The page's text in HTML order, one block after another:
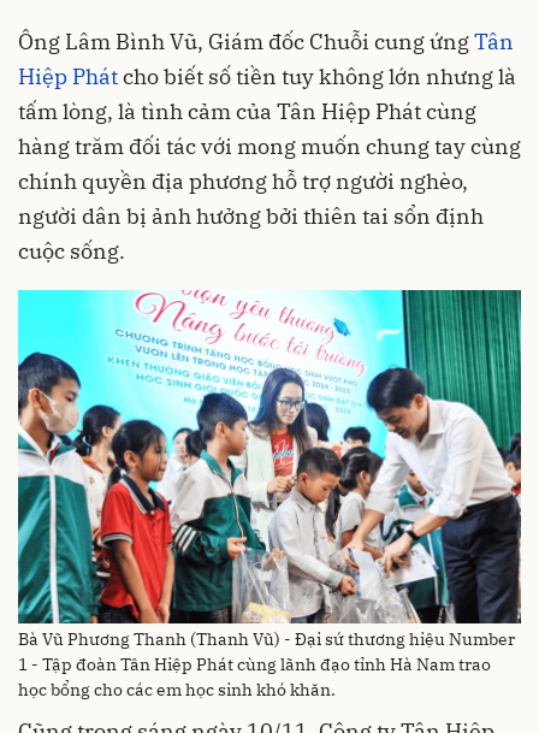
Ông Lâm Bình Vũ, Giám đốc Chuỗi cung ứngTân
Hiệp Phátcho biết số tiền tuy không lớn nhưng là
tấm lòng, là tình cảm của Tân Hiệp Phát cùng
hàng trăm đối tác với mong muốn chung tay cùng
chính quyền địa phương hỗ trợ người nghèo,
người dân bị ảnh hưởng bởi thiên tai sổn định
cuộc sống.
Bà Vũ Phương Thanh (Thanh Vũ) - Đại sứ thương hiệu Number
1 - Tập đoàn Tân Hiệp Phát cùng lãnh đạo tỉnh Hà Nam trao
học bổng cho các em học sinh khó khăn.